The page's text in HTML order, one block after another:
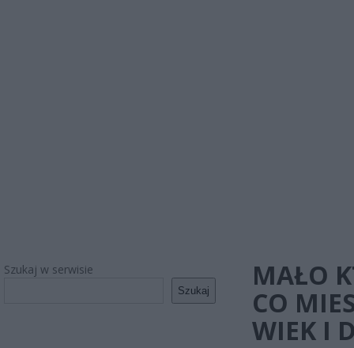
Szukaj w serwisie
Szukaj
MAŁO
CO
WIEK I